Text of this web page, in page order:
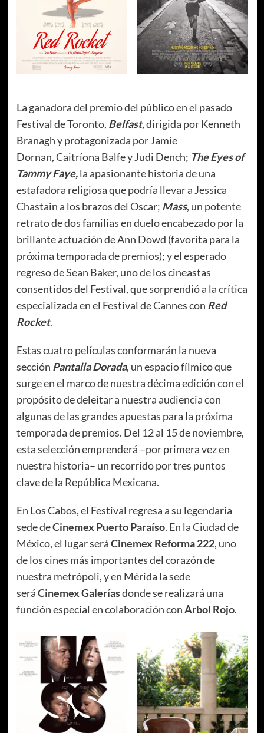
La ganadora del premio del público en el pasado
Festival de Toronto, Belfast,dirigida por Kenneth
Branagh y protagonizada por Jamie
Dornan, Caitríona Balfe y Judi Dench; The Eyes of
Tammy Faye,la apasionante historia de una
estafadora religiosa que podría llevar a Jessica
Chastain a los brazos del Oscar; Mass, un potente
retrato de dos familias en duelo encabezado por la
brillante actuación de Ann Dowd (favorita para la
próxima temporada de premios); y el esperado
regreso de Sean Baker, uno de los cineastas
consentidos del Festival, que sorprendió a la crítica
especializada en el Festival de Cannes con Red
Rocket.
Estas cuatro películas conformarán la nueva
sección Pantalla Dorada, un espacio fílmico que
surge en el marco de nuestra décima edición con el
propósito de deleitar a nuestra audiencia con
algunas de las grandes apuestas para la próxima
temporada de premios. Del 12 al 15 de noviembre,
esta selección emprenderá –por primera vez en
nuestra historia– un recorrido por tres puntos
clave de la República Mexicana.
En Los Cabos, el Festival regresa a su legendaria
sede deCinemex Puerto Paraíso. En la Ciudad de
México, el lugar seráCinemex Reforma 222, uno
de los cines más importantes del corazón de
nuestra metrópoli, y en Mérida la sede
seráCinemex Galeríasdonde se realizará una
función especial en colaboración conÁrbol Rojo.